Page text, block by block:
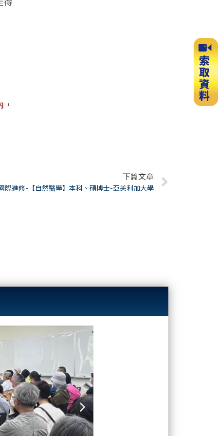
下篇文章
際進修-【自然醫學】本科、碩博士-亞美利加大學
Next
slide